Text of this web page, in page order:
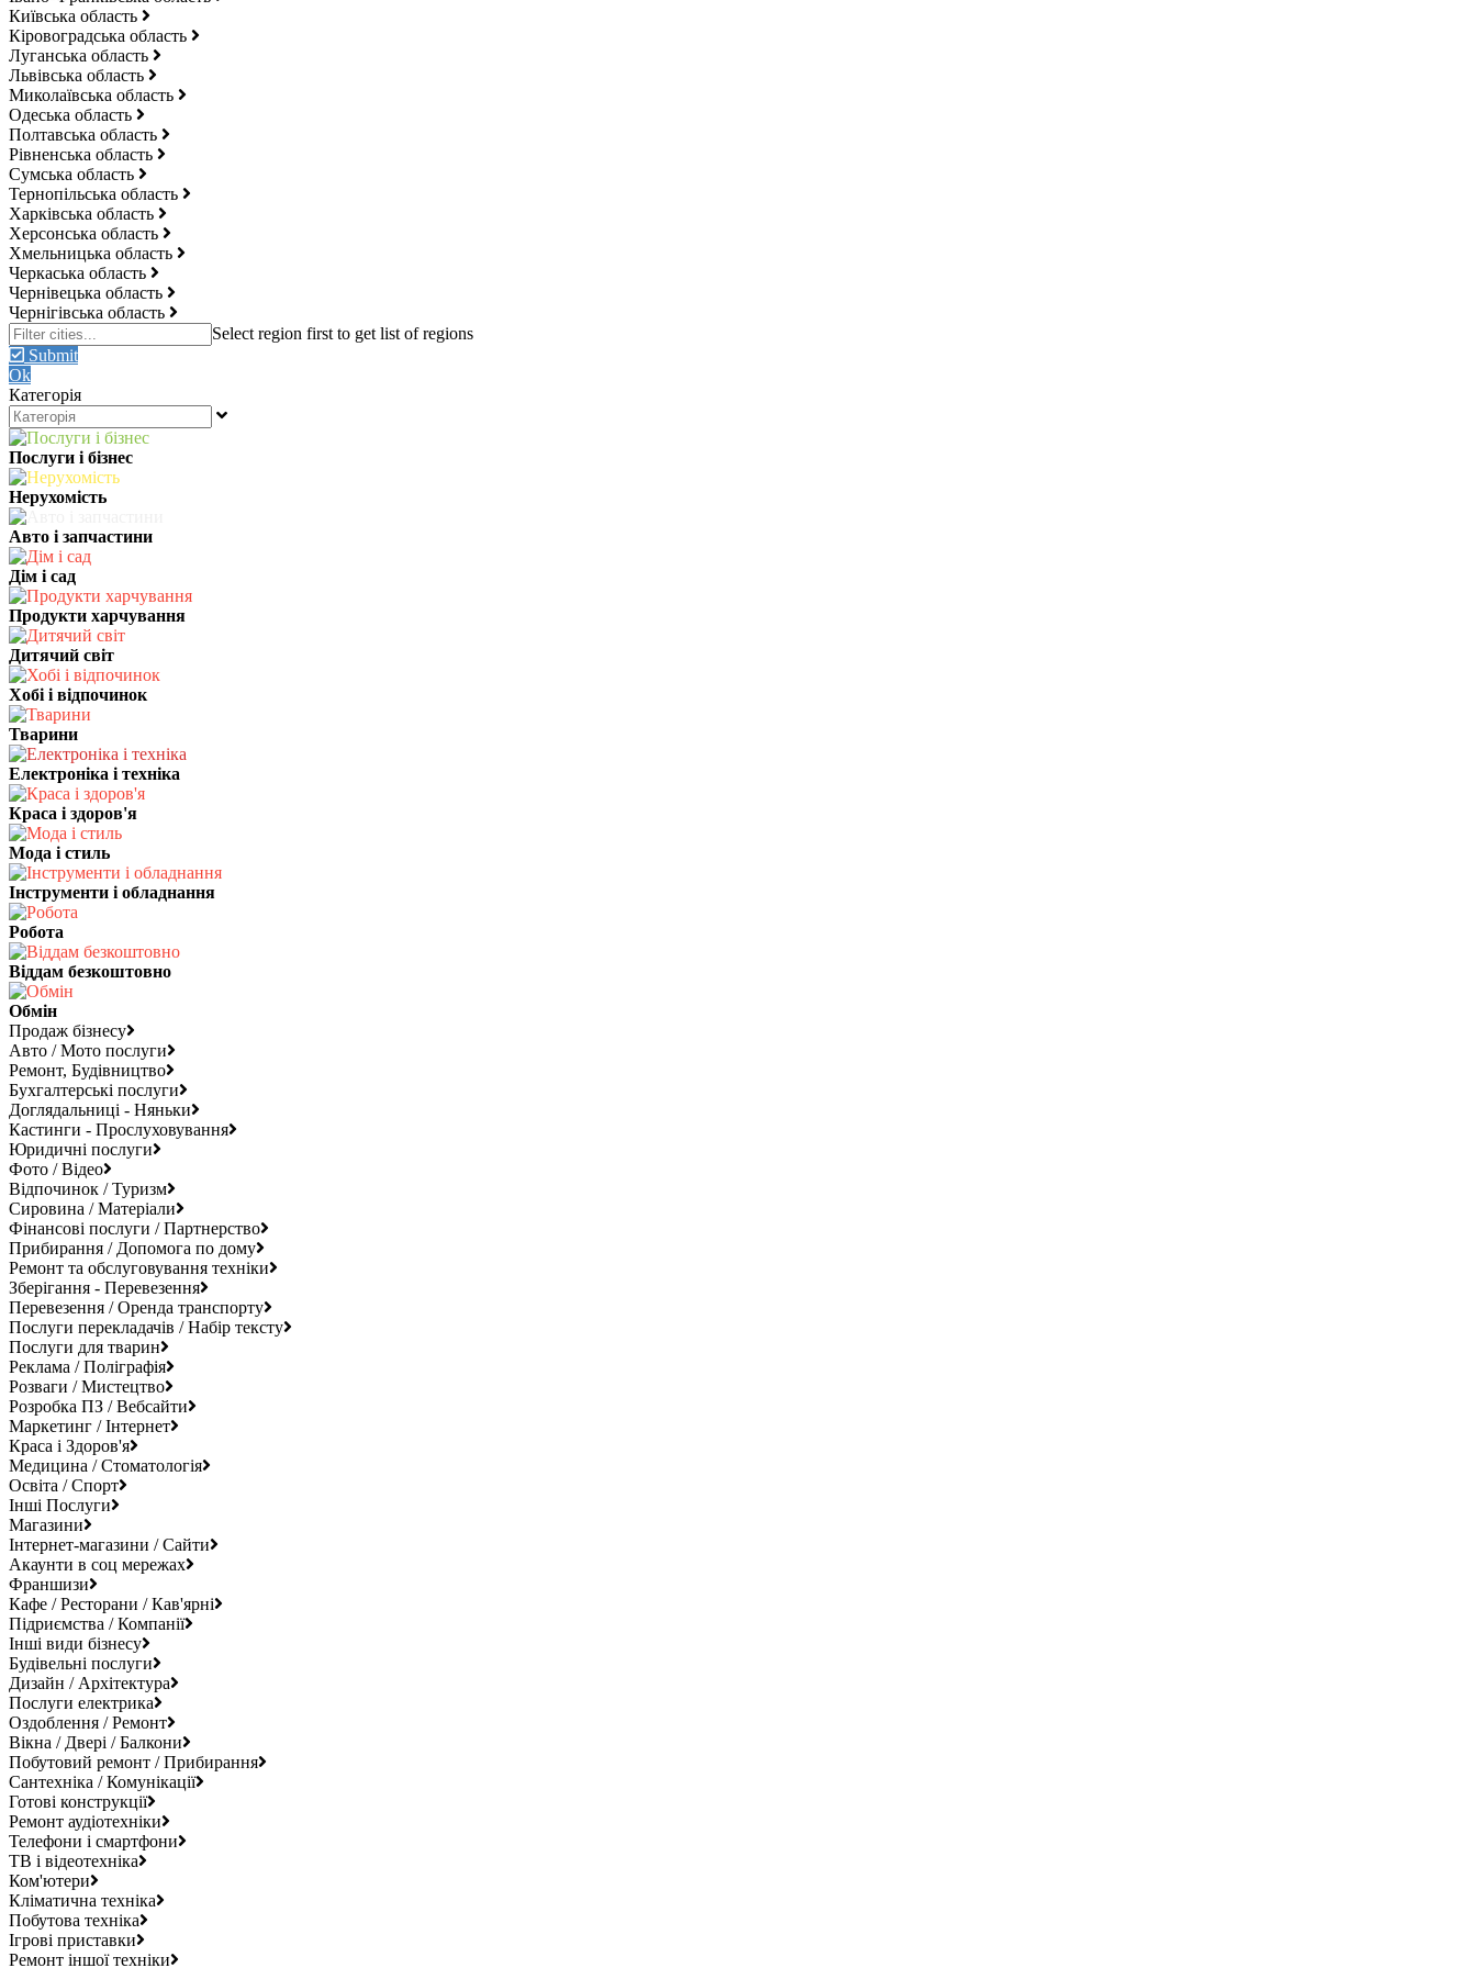
Київська область
Кіровоградська область
Луганська область
Львівська область
Миколаївська область
Одеська область
Полтавська область
Рівненська область
Сумська область
Тернопільська область
Харківська область
Херсонська область
Хмельницька область
Черкаська область
Чернівецька область
Чернігівська область
Submit
Ok
Категорія
Послуги і бізнес
Нерухомість
Авто і запчастини
Дім і сад
Продукти харчування
Дитячий світ
Хобі і відпочинок
Тварини
Електроніка і техніка
Краса і здоров'я
Мода і стиль
Інструменти і обладнання
Робота
Віддам безкоштовно
Обмін
Продаж бізнесу
Авто / Мото послуги
Ремонт, Будівництво
Бухгалтерські послуги
Доглядальниці - Няньки
Кастинги - Прослуховування
Юридичні послуги
Фото / Відео
Відпочинок / Туризм
Сировина / Матеріали
Фінансові послуги / Партнерство
Прибирання / Допомога по дому
Ремонт та обслуговування техніки
Зберігання - Перевезення
Перевезення / Оренда транспорту
Послуги перекладачів / Набір тексту
Послуги для тварин
Реклама / Поліграфія
Розваги / Мистецтво
Розробка ПЗ / Вебсайти
Маркетинг / Інтернет
Краса і Здоров'я
Медицина / Стоматологія
Освіта / Спорт
Інші Послуги
Магазини
Інтернет-магазини / Сайти
Акаунти в соц мережах
Франшизи
Кафе / Ресторани / Кав'ярні
Підриємства / Компанії
Інші види бізнесу
Будівельні послуги
Дизайн / Архітектура
Послуги електрика
Оздоблення / Ремонт
Вікна / Двері / Балкони
Побутовий ремонт / Прибирання
Сантехніка / Комунікації
Готові конструкції
Ремонт аудіотехніки
Телефони і смартфони
ТВ і відеотехніка
Ком'ютери
Кліматична техніка
Побутова техніка
Ігрові приставки
Ремонт іншої техніки